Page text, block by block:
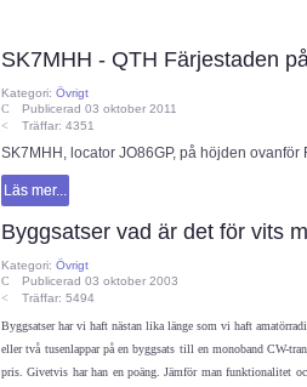
SK7MHH - QTH Färjestaden
Kategori: Övrigt
Publicerad 03 oktober 2011
Träffar: 4351
SK7MHH, locator JO86GP, på höjden ovanför
Läs mer...
Byggsatser vad är det för vits
Kategori: Övrigt
Publicerad 03 oktober 2003
Träffar: 5494
Byggsatser har vi haft nästan lika länge som vi haft
eller två tusenlappar på en byggsats till en monoband CW-
pris. Givetvis har han en poäng. Jämför man funktionalitet